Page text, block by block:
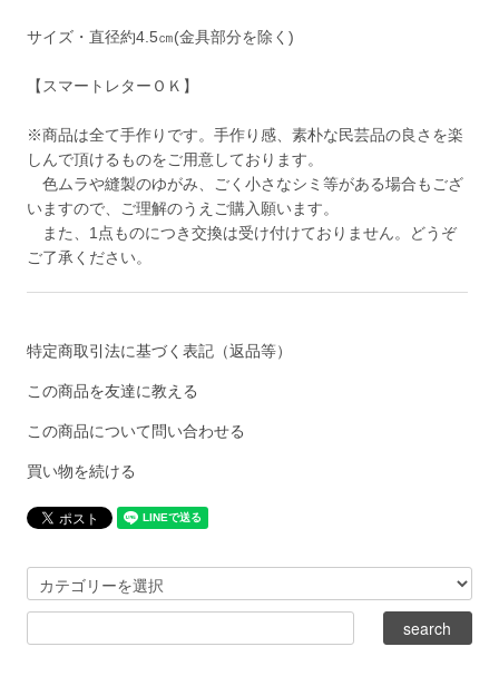
サイズ・直径約4.5㎝(金具部分を除く)
【スマートレターＯＫ】
※商品は全て手作りです。手作り感、素朴な民芸品の良さを楽
しんで頂けるものをご用意しております。
色ムラや縫製のゆがみ、ごく小さなシミ等がある場合もござ
いますので、ご理解のうえご購入願います。
また、1点ものにつき交換は受け付けておりません。どうぞ
ご了承ください。
特定商取引法に基づく表記（返品等）
この商品を友達に教える
この商品について問い合わせる
買い物を続ける